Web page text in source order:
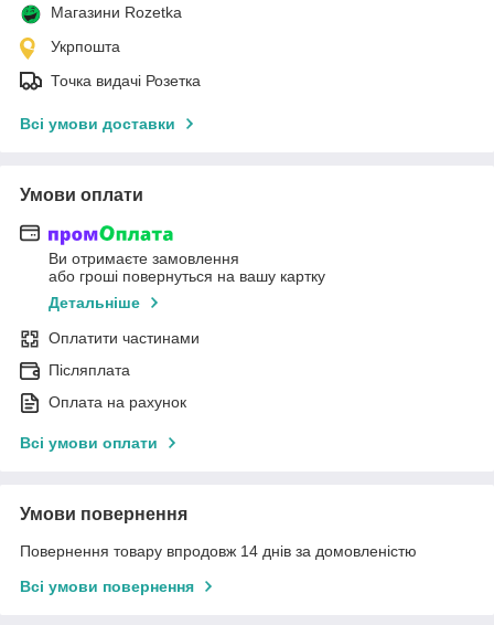
Магазини Rozetka
Укрпошта
Точка видачі Розетка
Всі умови доставки
Умови оплати
Ви отримаєте замовлення
або гроші повернуться на вашу картку
Детальніше
Оплатити частинами
Післяплата
Оплата на рахунок
Всі умови оплати
Умови повернення
Повернення товару впродовж 14 днів за домовленістю
Всі умови повернення